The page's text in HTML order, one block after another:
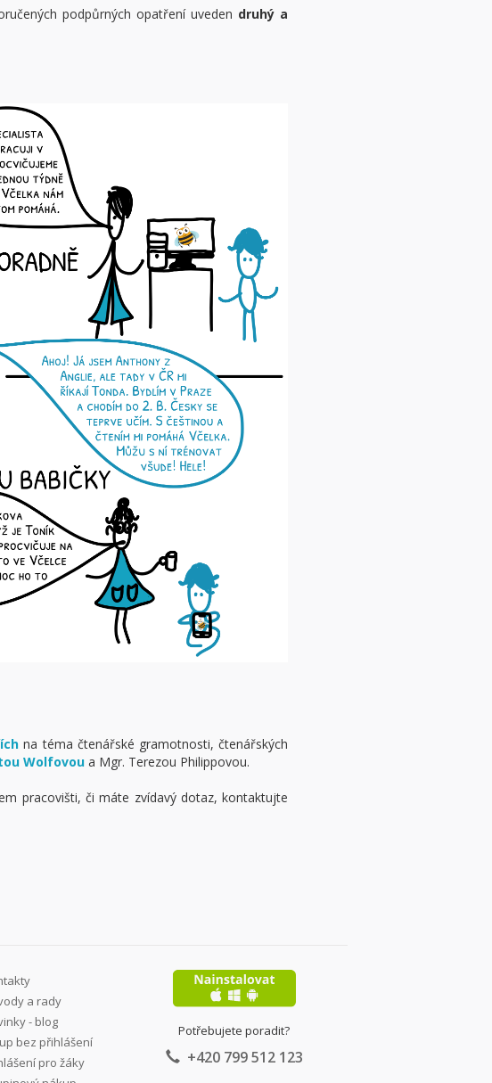
podpůrných opatření uveden druhý a
na téma čtenářské gramotnosti, čtenářských
Wolfovoua Mgr. Terezou Philippovou.
pracovišti, či máte zvídavý dotaz, kontaktujte
a rady
- blog
bez přihlášení
pro žáky
Potřebujete poradit?
+420 799 512 123